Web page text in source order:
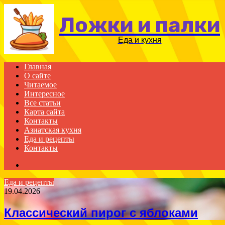
Ложки и палки
Еда и кухня
Главная
О сайте
Читаемое
Интересное
Все статьи
Карта сайта
Контакты
Азиатская кухня
Еда и рецепты
Контакты
for
Еда и рецепты
19.04.2026
Классический пирог с яблоками